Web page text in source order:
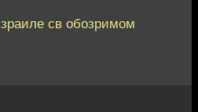
св обозримом